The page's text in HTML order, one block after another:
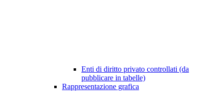
Enti di diritto privato controllati (da
pubblicare in tabelle)
Rappresentazione grafica